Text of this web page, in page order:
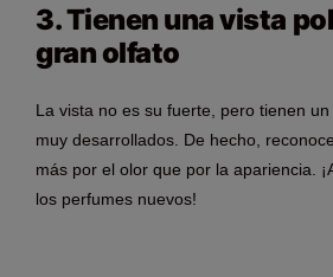
3. Tienen una vista
gran olfato
La vista no es su fuerte, pero tienen
muy desarrollados. De hecho,
más por el olor que por la apariencia.
los perfumes nuevos!